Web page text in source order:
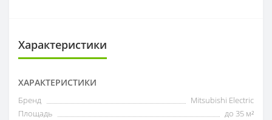
Характеристики
ХАРАКТЕРИСТИКИ
Бренд
Mitsubishi Electric
Площадь
до 35 м²